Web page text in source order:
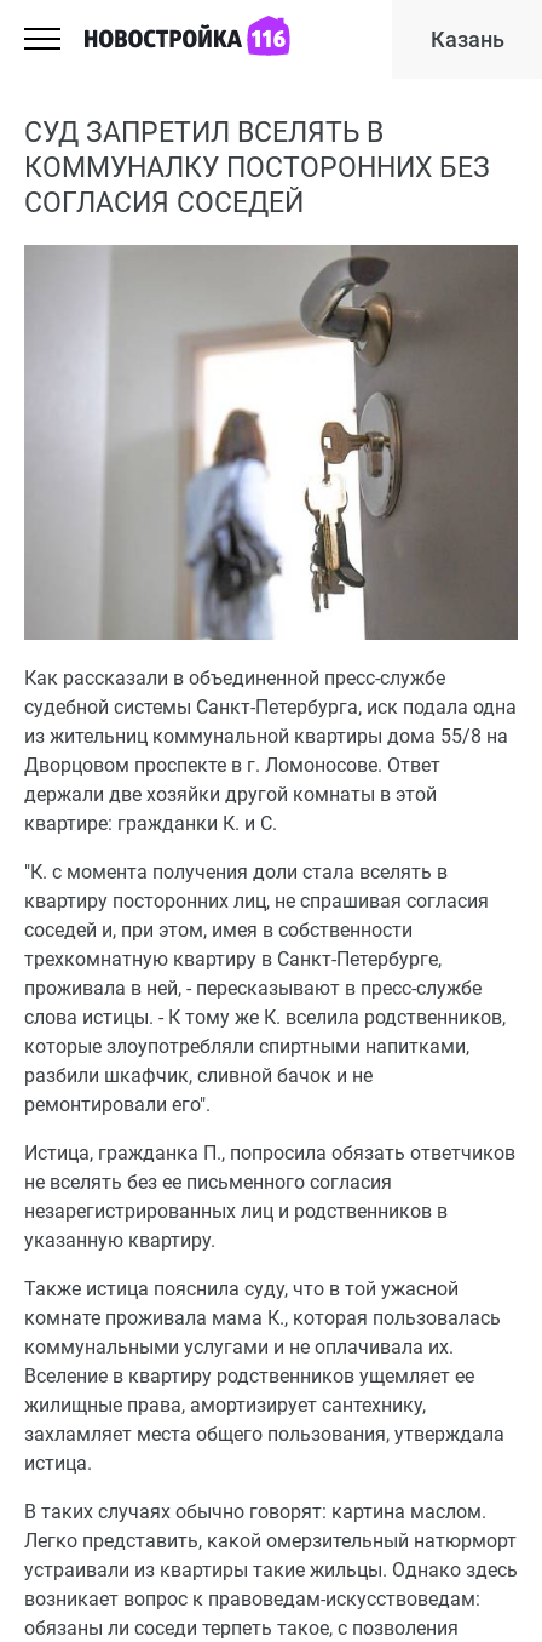
Казань
СУД ЗАПРЕТИЛ ВСЕЛЯТЬ В
КОММУНАЛКУ ПОСТОРОННИХ БЕЗ
СОГЛАСИЯ СОСЕДЕЙ
Как рассказали в объединенной пресс-службе
судебной системы Санкт-Петербурга, иск подала одна
из жительниц коммунальной квартиры дома 55/8 на
Дворцовом проспекте в г. Ломоносове. Ответ
держали две хозяйки другой комнаты в этой
квартире: гражданки К. и С.
"К. с момента получения доли стала вселять в
квартиру посторонних лиц, не спрашивая согласия
соседей и, при этом, имея в собственности
трехкомнатную квартиру в Санкт-Петербурге,
проживала в ней, - пересказывают в пресс-службе
слова истицы. - К тому же К. вселила родственников,
которые злоупотребляли спиртными напитками,
разбили шкафчик, сливной бачок и не
ремонтировали его".
Истица, гражданка П., попросила обязать ответчиков
не вселять без ее письменного согласия
незарегистрированных лиц и родственников в
указанную квартиру.
Также истица пояснила суду, что в той ужасной
комнате проживала мама К., которая пользовалась
коммунальными услугами и не оплачивала их.
Вселение в квартиру родственников ущемляет ее
жилищные права, амортизирует сантехнику,
захламляет места общего пользования, утверждала
истица.
В таких случаях обычно говорят: картина маслом.
Легко представить, какой омерзительный натюрморт
устраивали из квартиры такие жильцы. Однако здесь
возникает вопрос к правоведам-искусствоведам:
обязаны ли соседи терпеть такое, с позволения